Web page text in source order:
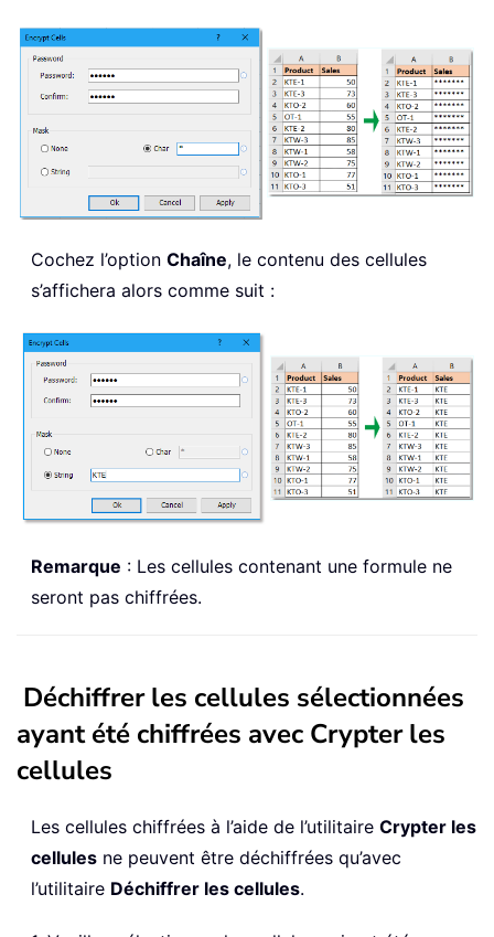
Cochez l’option Chaîne, le contenu des cellules
s’affichera alors comme suit :
Remarque : Les cellules contenant une formule ne
seront pas chiffrées.
Déchiffrer les cellules sélectionnées
ayant été chiffrées avec Crypter les
cellules
Les cellules chiffrées à l’aide de l’utilitaire Crypter les
cellules ne peuvent être déchiffrées qu’avec
l’utilitaire Déchiffrer les cellules.